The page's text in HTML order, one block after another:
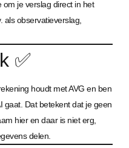
je verslag direct in het
als observatieverslag,
✅
houdt met AVG en ben
gaat. Dat betekent dat je geen
hier en daar is niet erg,
delen.